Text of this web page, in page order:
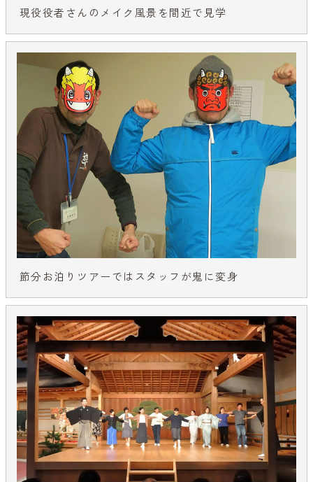
現役役者さんのメイク風景を間近で見学
節分お泊りツアーではスタッフが鬼に変身